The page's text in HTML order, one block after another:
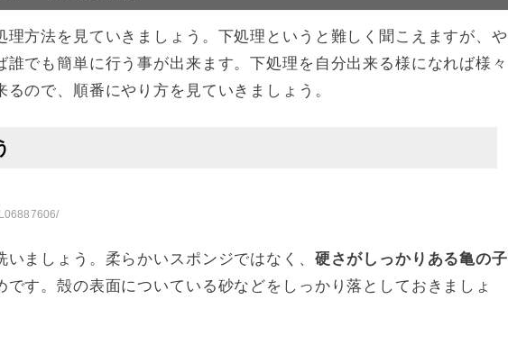
理方法を見ていきましょう。下処理というと難しく聞こえますが、や
誰でも簡単に行う事が出来ます。下処理を自分出来る様になれば様々
ので、順番にやり方を見ていきましょう。
いましょう。柔らかいスポンジではなく、 硬さがしっかりある亀の子
です。殻の表面についている砂などをしっかり落としておきましょ